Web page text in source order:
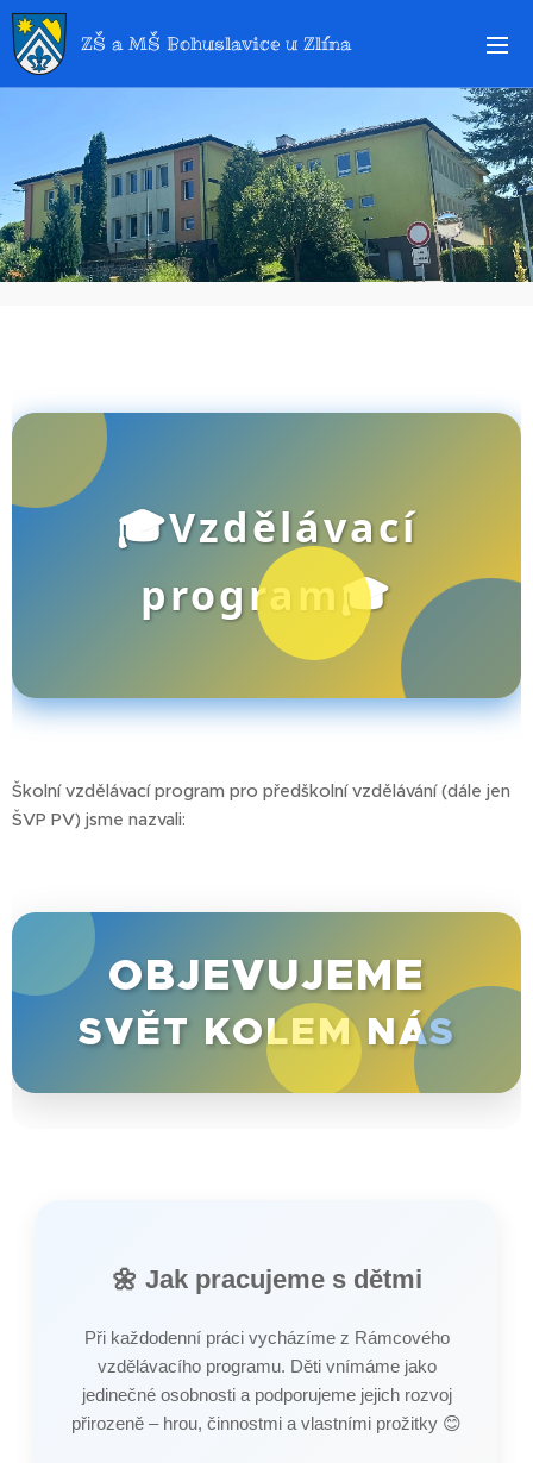
ZŠ a MŠ Bohuslavice u Zlína
🎓Vzdělávací
program🎓
Školní vzdělávací program pro předškolní vzdělávání (dále jen
ŠVP PV) jsme nazvali:
OBJEVUJEME
SVĚT KOLEM NÁS
🚀
🌼 Jak pracujeme s dětmi
Při každodenní práci vycházíme z Rámcového
vzdělávacího programu. Děti vnímáme jako
jedinečné osobnosti a podporujeme jejich rozvoj
přirozeně – hrou, činnostmi a vlastními prožitky 😊